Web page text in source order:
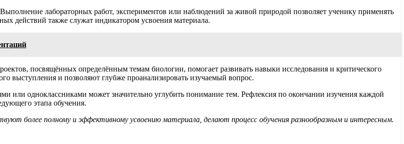
лабораторных работ, экспериментов или наблюдений за живой природой позволяет ученику применять
действий также служат индикатором усвоения материала.
посвящённых определённым темам биологии, помогает развивать навыки исследования и критического
и позволяют глубже проанализировать изучаемый вопрос.
или одноклассниками может значительно углубить понимание тем. Рефлексия по окончании изучения каждой
этапа обучения.
более полному и эффективному усвоению материала, делают процесс обучения разнообразным и интересным.